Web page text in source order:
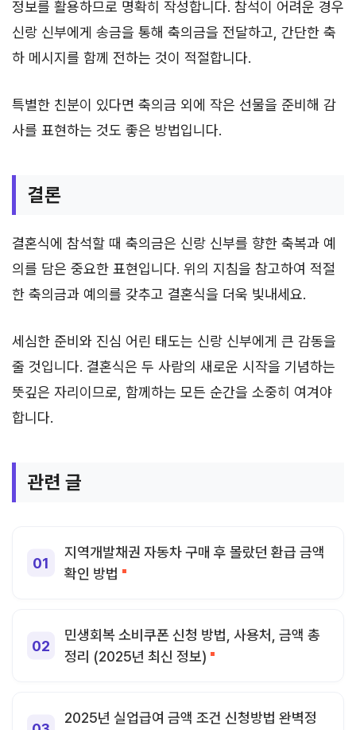
정보를 활용하므로 명확히 작성합니다. 참석이 어려운 경우
신랑 신부에게 송금을 통해 축의금을 전달하고, 간단한 축
하 메시지를 함께 전하는 것이 적절합니다.
특별한 친분이 있다면 축의금 외에 작은 선물을 준비해 감
사를 표현하는 것도 좋은 방법입니다.
결론
결혼식에 참석할 때 축의금은 신랑 신부를 향한 축복과 예
의를 담은 중요한 표현입니다. 위의 지침을 참고하여 적절
한 축의금과 예의를 갖추고 결혼식을 더욱 빛내세요.
세심한 준비와 진심 어린 태도는 신랑 신부에게 큰 감동을
줄 것입니다. 결혼식은 두 사람의 새로운 시작을 기념하는
뜻깊은 자리이므로, 함께하는 모든 순간을 소중히 여겨야
합니다.
관련 글
지역개발채권 자동차 구매 후 몰랐던 환급 금액
확인 방법
민생회복 소비쿠폰 신청 방법, 사용처, 금액 총
정리 (2025년 최신 정보)
2025년 실업급여 금액 조건 신청방법 완벽정